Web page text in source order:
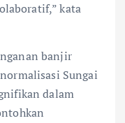
kata
banjir
Sungai
dalam